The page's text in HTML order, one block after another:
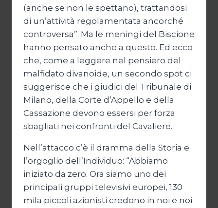
(anche se non le spettano), trattandosi
di un’attività regolamentata ancorché
controversa”. Ma le meningi del Biscione
hanno pensato anche a questo. Ed ecco
che, come a leggere nel pensiero del
malfidato divanoide, un secondo spot ci
suggerisce che i giudici del Tribunale di
Milano, della Corte d’Appello e della
Cassazione devono essersi per forza
sbagliati nei confronti del Cavaliere.
Nell’attacco c’è il dramma della Storia e
l’orgoglio dell’Individuo: “Abbiamo
iniziato da zero. Ora siamo uno dei
principali gruppi televisivi europei, 130
mila piccoli azionisti credono in noi e noi